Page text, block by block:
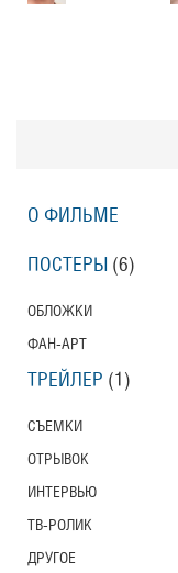
О ФИЛЬМЕ
ПОСТЕРЫ (6)
ОБЛОЖКИ
ФАН-АРТ
ТРЕЙЛЕР (1)
СЪЕМКИ
ОТРЫВОК
ИНТЕРВЬЮ
ТВ-РОЛИК
ДРУГОЕ